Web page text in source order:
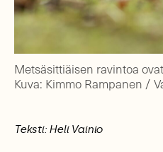
Metsäsittiäisen ravintoa
Kuva: Kimmo Rampanen /
Teksti: Heli Vainio